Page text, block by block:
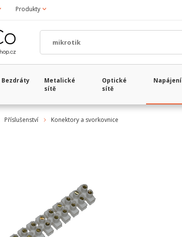
Produkty
Bezdráty
Metalické
sítě
Optické
sítě
Napájení
Příslušenství Konektory a svorkovnice